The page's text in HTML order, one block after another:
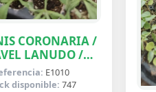
CORONARIA /
LANUDO /
ABUELAE1010
disponible: 747